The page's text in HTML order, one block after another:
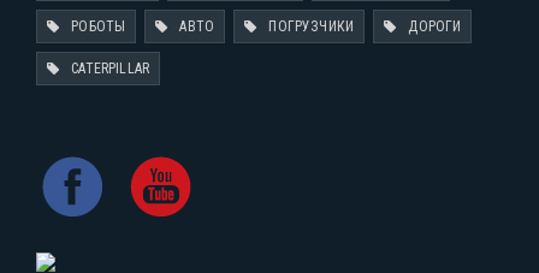
РОБОТЫ АВТО ПОГРУЗЧИКИ ДОРОГИ
CATERPILLAR